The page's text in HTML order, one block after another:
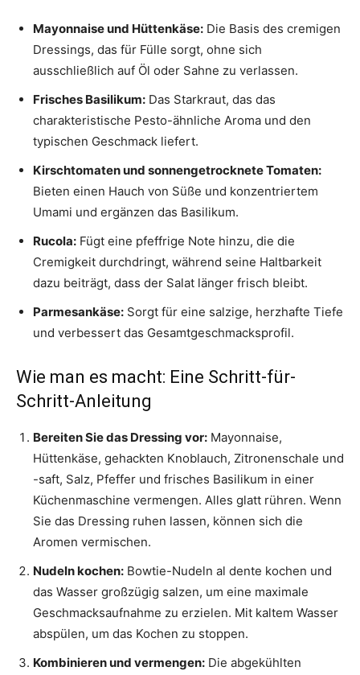
Mayonnaise und Hüttenkäse: Die Basis des cremigen
Dressings, das für Fülle sorgt, ohne sich
ausschließlich auf Öl oder Sahne zu verlassen.
Frisches Basilikum: Das Starkraut, das das
charakteristische Pesto-ähnliche Aroma und den
typischen Geschmack liefert.
Kirschtomaten und sonnengetrocknete Tomaten:
Bieten einen Hauch von Süße und konzentriertem
Umami und ergänzen das Basilikum.
Rucola: Fügt eine pfeffrige Note hinzu, die die
Cremigkeit durchdringt, während seine Haltbarkeit
dazu beiträgt, dass der Salat länger frisch bleibt.
Parmesankäse: Sorgt für eine salzige, herzhafte Tiefe
und verbessert das Gesamtgeschmacksprofil.
Wie man es macht: Eine Schritt-für-
Schritt-Anleitung
Bereiten Sie das Dressing vor: Mayonnaise,
Hüttenkäse, gehackten Knoblauch, Zitronenschale und
-saft, Salz, Pfeffer und frisches Basilikum in einer
Küchenmaschine vermengen. Alles glatt rühren. Wenn
Sie das Dressing ruhen lassen, können sich die
Aromen vermischen.
Nudeln kochen: Bowtie-Nudeln al dente kochen und
das Wasser großzügig salzen, um eine maximale
Geschmacksaufnahme zu erzielen. Mit kaltem Wasser
abspülen, um das Kochen zu stoppen.
Kombinieren und vermengen: Die abgekühlten